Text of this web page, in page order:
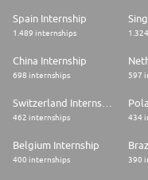
Critères candidat
Niveau d'études minimum
Bac + 5 / M2 et plus
Formation / Spécialisation
Université / Ecole d'ingénieur
Spécialisation :
Spain Internship
1.489 internships
China Internship
698 internships 597
462 internships 434
Belgium Internship
400 internships 390